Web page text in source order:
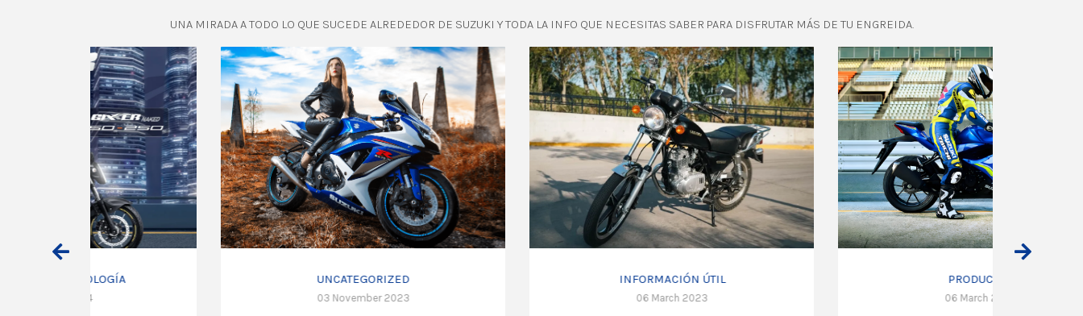
UNA MIRADA A TODO LO QUE SUCEDE ALREDEDOR DE SUZUKI Y TODA LA INFO QUE NECESITAS SABER PARA DISFRUTAR MÁS DE TU ENGREIDA.